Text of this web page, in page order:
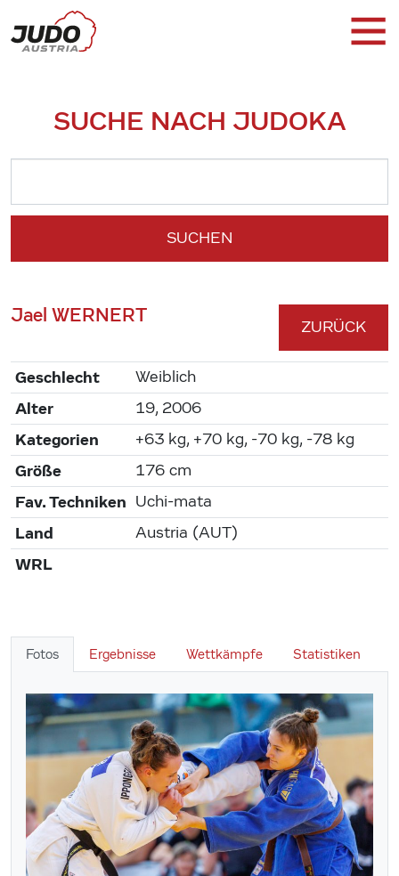
SUCHE NACH JUDOKA
SUCHEN
Jael WERNERT
ZURÜCK
Geschlecht Weiblich
Alter 19, 2006
Kategorien +63 kg, +70 kg, -70 kg, -78 kg
Größe 176 cm
Fav. Techniken Uchi-mata
Land Austria (AUT)
WRL
Fotos Ergebnisse Wettkämpfe Statistiken